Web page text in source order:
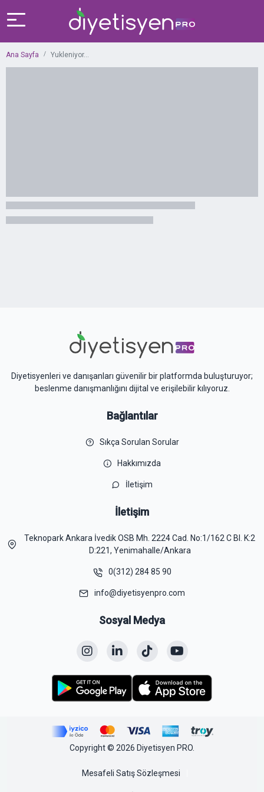
Ana Sayfa Yukleniyor...
Diyetisyenleri ve danışanları güvenilir bir platformda buluşturuyor;
beslenme danışmanlığını dijital ve erişilebilir kılıyoruz.
Bağlantılar
Sıkça Sorulan Sorular
Hakkımızda
İletişim
İletişim
Teknopark Ankara İvedik OSB Mh. 2224 Cad. No:1/162 C Bl. K:2
D:221, Yenimahalle/Ankara
0(312) 284 85 90
info@diyetisyenpro.com
Sosyal Medya
Copyright © 2026 Diyetisyen PRO.
Mesafeli Satış Sözleşmesi